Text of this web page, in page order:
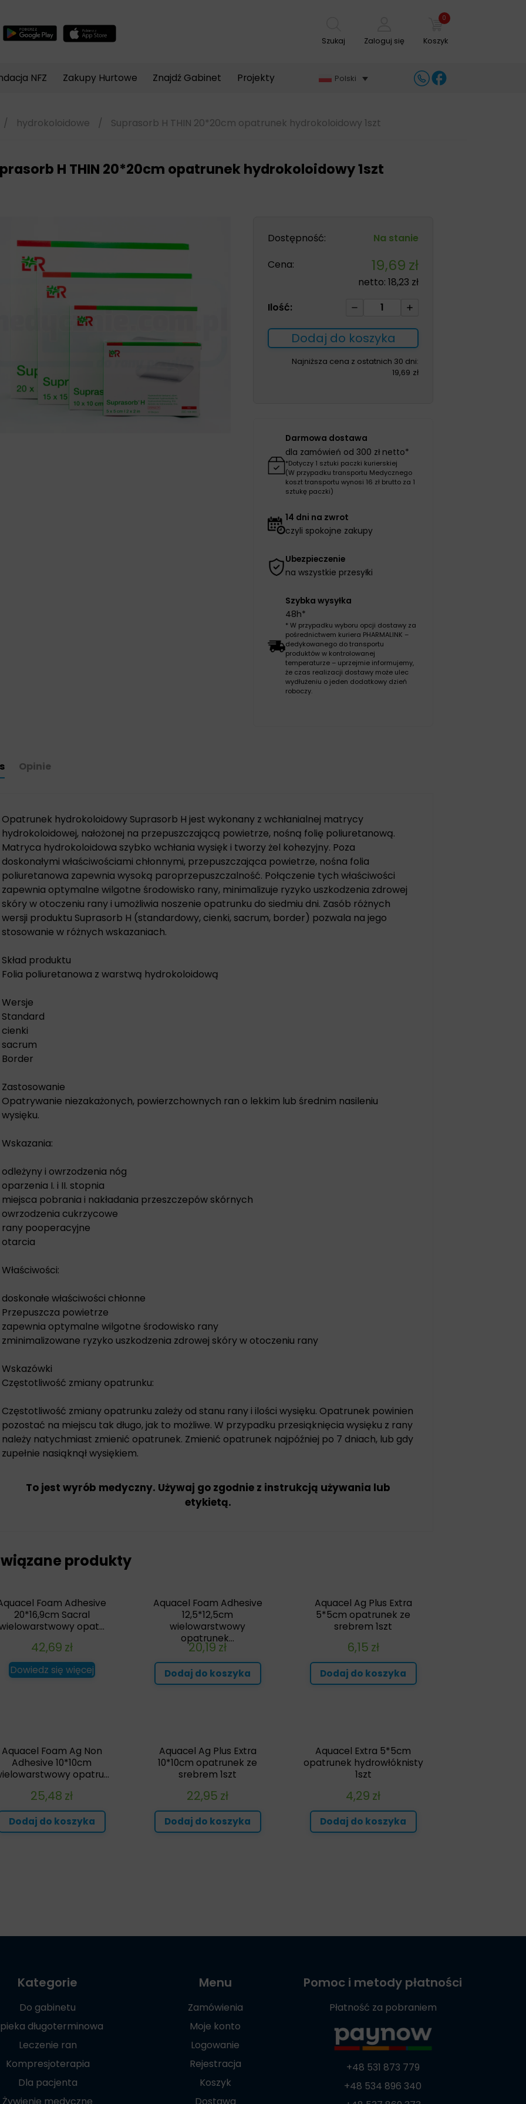
Szukaj Zaloguj się
0
Koszyk
NFZ Zakupy Hurtowe Znajdź Gabinet Projekty Polski
/ hydrokoloidowe / Suprasorb H THIN 20*20cm opatrunek hydrokoloidowy 1szt
H THIN 20*20cm opatrunek hydrokoloidowy 1szt
Dostępność:
Na stanie
Cena:
19,69 zł
netto:18,23 zł
Ilość:
ilość
H
THIN
20*20cm
opatrunek
Dodaj do koszyka
Najniższa cena z ostatnich 30 dni:
19,69 zł
Darmowa dostawa
dla zamówień od 300 zł netto*
*Dotyczy 1 sztuki paczki kurierskiej
(W przypadku transportu Medycznego
koszt transportu wynosi 16 zł brutto za 1
sztukę paczki)
14 dni na zwrot
czyli spokojne zakupy
Ubezpieczenie
na wszystkie przesyłki
Szybka wysyłka
48h*
* W przypadku wyboru opcji dostawy za
pośrednictwem kuriera PHARMALINK –
dedykowanego do transportu
produktów w kontrolowanej
temperaturze – uprzejmie informujemy,
że czas realizacji dostawy może ulec
wydłużeniu o jeden dodatkowy dzień
roboczy.
Opinie
Opatrunek hydrokoloidowy Suprasorb H jest wykonany z wchłanialnej matrycy
hydrokoloidowej, nałożonej na przepuszczającą powietrze, nośną folię poliuretanową.
Matryca hydrokoloidowa szybko wchłania wysięk i tworzy żel kohezyjny. Poza
doskonałymi właściwościami chłonnymi, przepuszczająca powietrze, nośna folia
poliuretanowa zapewnia wysoką paroprzepuszczalność. Połączenie tych właściwości
zapewnia optymalne wilgotne środowisko rany, minimalizuje ryzyko uszkodzenia zdrowej
skóry w otoczeniu rany i umożliwia noszenie opatrunku do siedmiu dni. Zasób różnych
wersji produktu Suprasorb H (standardowy, cienki, sacrum, border) pozwala na jego
stosowanie w różnych wskazaniach.
Skład produktu
Folia poliuretanowa z warstwą hydrokoloidową
Wersje
Standard
cienki
sacrum
Border
Zastosowanie
Opatrywanie niezakażonych, powierzchownych ran o lekkim lub średnim nasileniu
wysięku.
Wskazania:
odleżyny i owrzodzenia nóg
oparzenia I. i II. stopnia
miejsca pobrania i nakładania przeszczepów skórnych
owrzodzenia cukrzycowe
rany pooperacyjne
otarcia
Właściwości:
doskonałe właściwości chłonne
Przepuszcza powietrze
zapewnia optymalne wilgotne środowisko rany
zminimalizowane ryzyko uszkodzenia zdrowej skóry w otoczeniu rany
Wskazówki
Częstotliwość zmiany opatrunku:
Częstotliwość zmiany opatrunku zależy od stanu rany i ilości wysięku. Opatrunek powinien
pozostać na miejscu tak długo, jak to możliwe. W przypadku przesiąknięcia wysięku z rany
należy natychmiast zmienić opatrunek. Zmienić opatrunek najpóźniej po 7 dniach, lub gdy
zupełnie nasiąknął wysiękiem.
To jest wyrób medyczny. Używaj go zgodnie z instrukcją używania lub
etykietą.
produkty
Foam Adhesive
20*16,9cm Sacral
opat...
42,69 zł
Dowiedz się więcej
Aquacel Foam Adhesive
12,5*12,5cm
wielowarstwowy
opatrunek...
20,19 zł
Dodaj do koszyka
Aquacel Ag Plus Extra
5*5cm opatrunek ze
srebrem 1szt
6,15 zł
Dodaj do koszyka
Aquacel Foam Ag Non
Adhesive 10*10cm
opatru...
25,48 zł
Dodaj do koszyka
Aquacel Ag Plus Extra
10*10cm opatrunek ze
srebrem 1szt
22,95 zł
Dodaj do koszyka
Aquacel Extra 5*5cm
opatrunek hydrowłóknisty
1szt
4,29 zł
Dodaj do koszyka
Kategorie
Do gabinetu
długoterminowa
Leczenie ran
Kompresjoterapia
Dla pacjenta
Menu
Zamówienia
Moje konto
Logowanie
Rejestracja
Koszyk
Pomoc i metody płatności
Płatność za pobraniem
+48 531 873 779
+48 534 896 340